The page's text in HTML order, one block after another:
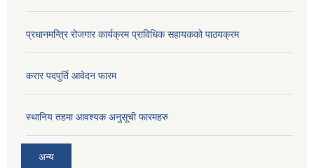
प्रधानमन्त्रि रोजगार कार्यक्रम प्राविधिक सहायकको पाठयक्रम
करार पदपुर्ति आवेदन फारम
स्थानिय तहमा आवश्यक अनुसूची फारमहरु
अन्य